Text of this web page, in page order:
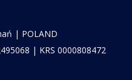
| POLAND
| KRS 0000808472